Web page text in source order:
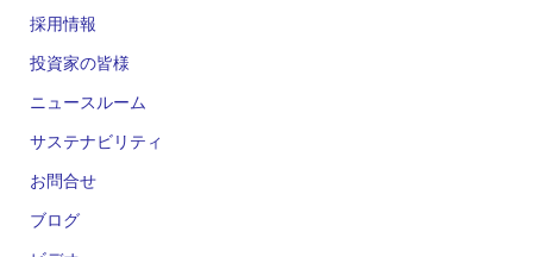
採用情報
投資家の皆様
ニュースルーム
サステナビリティ
お問合せ
ブログ